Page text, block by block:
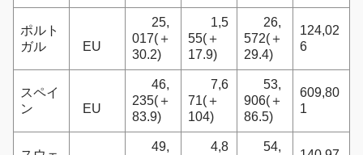
ポルト
ガル
EU
25,
017(＋
30.2)
1,5
55(＋
17.9)
26,
572(＋
29.4)
124,02
6
スペイ
ン
EU
46,
235(＋
83.9)
7,6
71(＋
104)
53,
906(＋
86.5)
609,80
1
49, 4,8 54,